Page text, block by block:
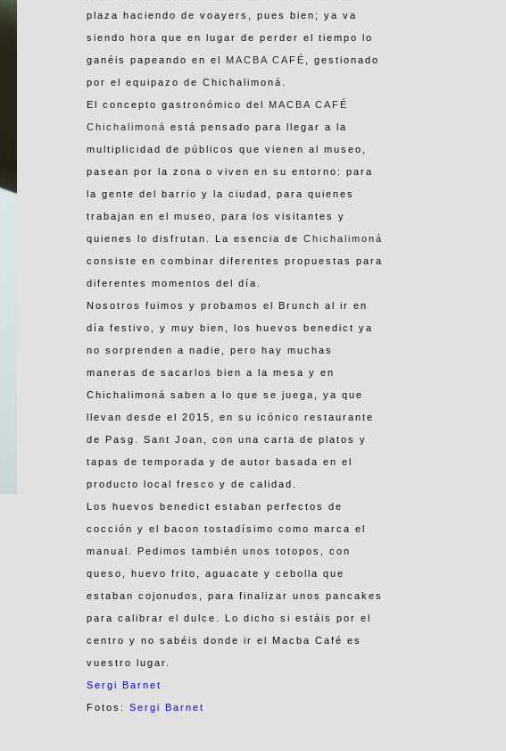
plaza haciendo de voayers, pues bien; ya va
siendo hora que en lugar de perder el tiempo lo
ganéis papeando en el MACBA CAFÉ , gestionado
por el equipazo de Chichalimoná.
El concepto gastronómico del MACBA CAFÉ
Chichalimoná está pensado para llegar a la
multiplicidad de públicos que vienen al museo,
pasean por la zona o viven en su entorno: para
la gente del barrio y la ciudad, para quienes
trabajan en el museo, para los visitantes y
quienes lo disfrutan. La esencia deChichalimoná
consiste en combinar diferentes propuestas para
diferentes momentos del día.
Nosotros fuimos y probamos el Brunch al ir en
día festivo, y muy bien, los huevos benedict ya
no sorprenden a nadie, pero hay muchas
maneras de sacarlos bien a la mesa y en
Chichalimoná saben a lo que se juega, ya que
llevan desde el 2015, en su icónico restaurante
de Pasg. Sant Joan, con una carta de platos y
tapas de temporada y de autor basada en el
producto local fresco y de calidad.
Los huevos benedict estaban perfectos de
cocción y el bacon tostadísimo como marca el
manual. Pedimos también unos totopos, con
queso, huevo frito, aguacate y cebolla que
estaban cojonudos, para finalizar unos pancakes
para calibrar el dulce. Lo dicho si estáis por el
centro y no sabéis donde ir el Macba Café es
vuestro lugar.
Sergi Barnet
Fotos:Sergi Barnet